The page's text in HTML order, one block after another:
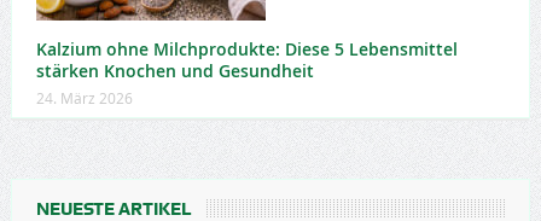
Kalzium ohne Milchprodukte: Diese 5 Lebensmittel
stärken Knochen und Gesundheit
24. März 2026
NEUESTE ARTIKEL